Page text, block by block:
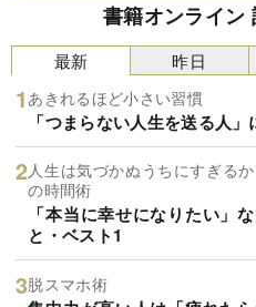
書籍オンライン
最新
あきれるほど小さい習慣
「つまらない人生を送る人
人生は気づかぬうちにすぎる
の時間術
「本当に幸せになりたい」
と・ベスト1
脱スマホ術
昨日